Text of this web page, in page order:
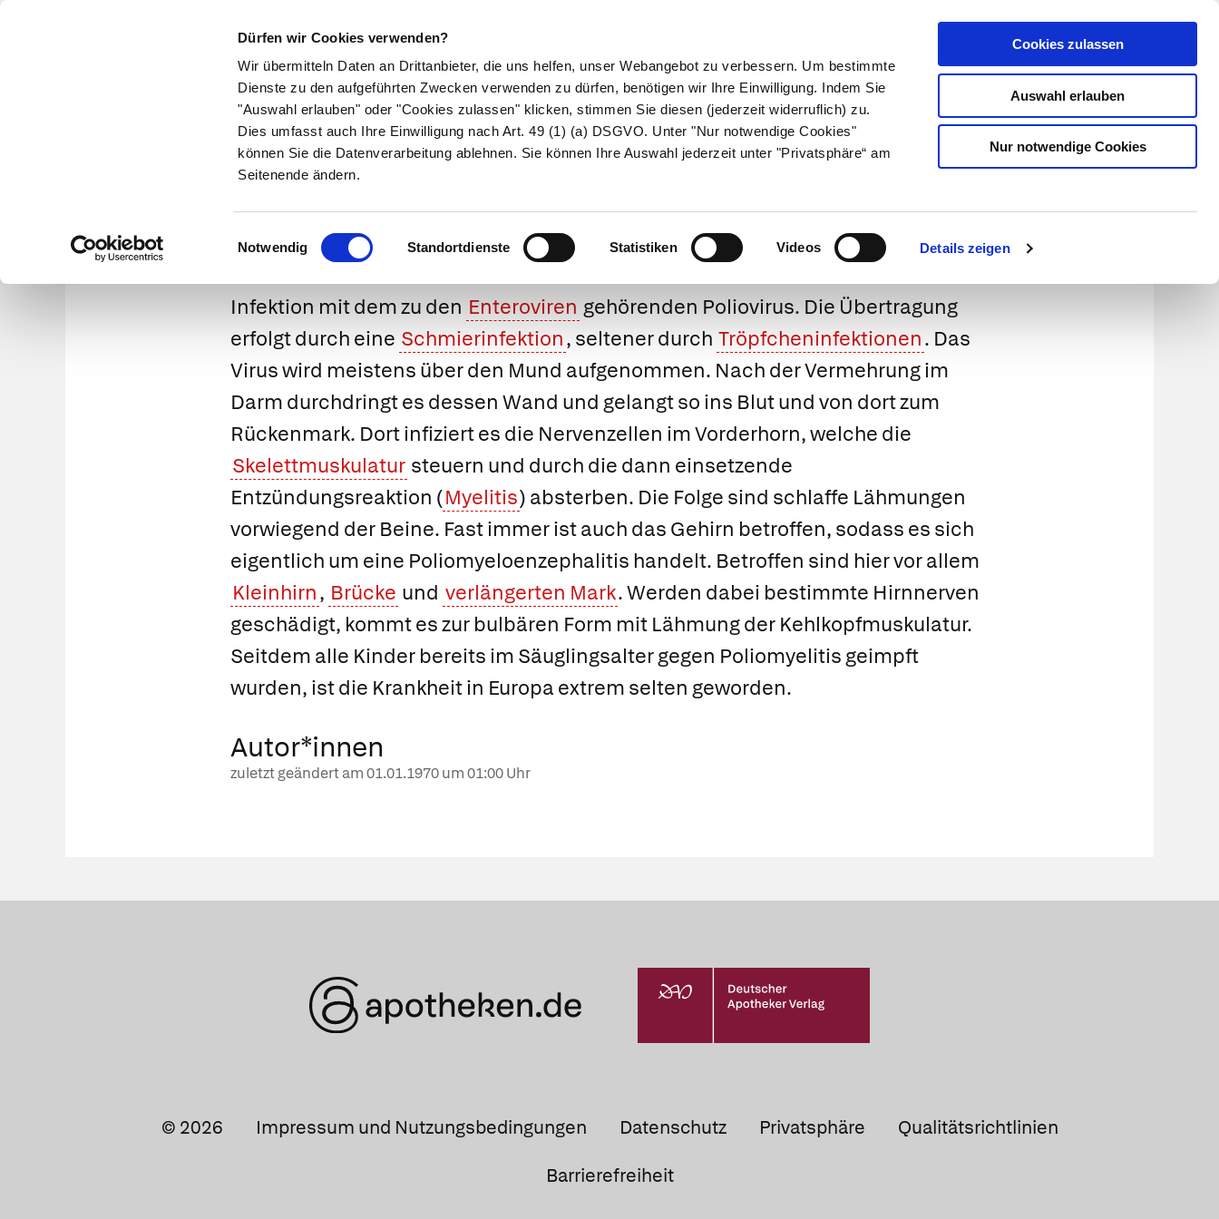
Dürfen wir Cookies verwenden?
Wir übermitteln Daten an Drittanbieter, die uns helfen, unser Webangebot zu verbessern. Um bestimmte
Dienste zu den aufgeführten Zwecken verwenden zu dürfen, benötigen wir Ihre Einwilligung. Indem Sie
"Auswahl erlauben" oder "Cookies zulassen" klicken, stimmen Sie diesen (jederzeit widerruflich) zu.
Dies umfasst auch Ihre Einwilligung nach Art. 49 (1) (a) DSGVO. Unter "Nur notwendige Cookies"
können Sie die Datenverarbeitung ablehnen. Sie können Ihre Auswahl jederzeit unter "Privatsphäre“ am
Seitenende ändern.
Einwilligungsauswahl
Notwendig Standortdienste Statistiken Videos Details zeigen
Cookies zulassen
Auswahl erlauben
Nur notwendige Cookies
Kundenlogin
Suche
Symptome Therapie Medikamente Naturheilkunde Eltern & Kind Gesund leben Über uns
Poliomyelitis (Kinderlähmung)
Infektion mit dem zu den Enteroviren gehörenden Poliovirus. Die Übertragung
erfolgt durch eine Schmierinfektion, seltener durch Tröpfcheninfektionen. Das
Virus wird meistens über den Mund aufgenommen. Nach der Vermehrung im
Darm durchdringt es dessen Wand und gelangt so ins Blut und von dort zum
Rückenmark. Dort infiziert es die Nervenzellen im Vorderhorn, welche die
Skelettmuskulatur steuern und durch die dann einsetzende
Entzündungsreaktion (Myelitis) absterben. Die Folge sind schlaffe Lähmungen
vorwiegend der Beine. Fast immer ist auch das Gehirn betroffen, sodass es sich
eigentlich um eine Poliomyeloenzephalitis handelt. Betroffen sind hier vor allem
Kleinhirn, Brücke und verlängerten Mark. Werden dabei bestimmte Hirnnerven
geschädigt, kommt es zur bulbären Form mit Lähmung der Kehlkopfmuskulatur.
Seitdem alle Kinder bereits im Säuglingsalter gegen Poliomyelitis geimpft
wurden, ist die Krankheit in Europa extrem selten geworden.
Autor*innen
zuletzt geändert am01.01.1970um 01:00 Uhr
© 2026 Impressum und Nutzungsbedingungen Datenschutz Privatsphäre Qualitätsrichtlinien
Barrierefreiheit